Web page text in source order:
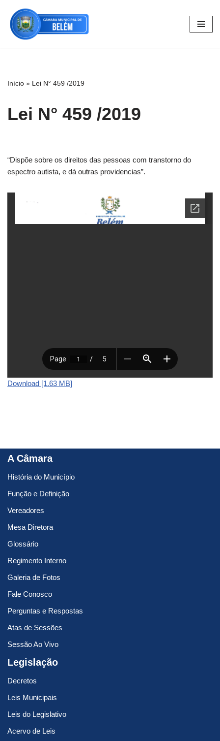
Pular
para
Início » Lei N° 459 /2019
Lei N° 459 /2019
“Dispõe sobre os direitos das pessoas com transtorno do
espectro autista, e dá outras providencias”.
Download [1.63 MB]
A Câmara
História do Município
Função e Definição
Vereadores
Mesa Diretora
Glossário
Regimento Interno
Galeria de Fotos
Fale Conosco
Perguntas e Respostas
Atas de Sessões
Sessão Ao Vivo
Legislação
Decretos
Leis Municipais
Leis do Legislativo
Acervo de Leis